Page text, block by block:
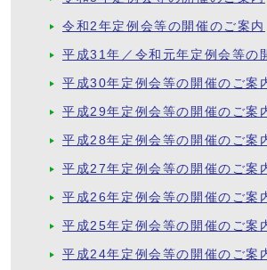
令和2年定例会等の開催のご案内
平成31年／令和元年定例会等の
平成30年定例会等の開催のご案
平成29年定例会等の開催のご案
平成28年定例会等の開催のご案
平成27年定例会等の開催のご案
平成26年定例会等の開催のご案
平成25年定例会等の開催のご案
平成24年定例会等の開催のご案